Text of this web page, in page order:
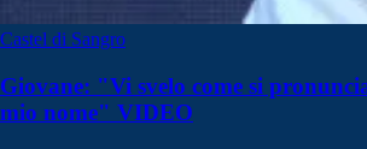
Castel di Sangro
Giovane: "Vi svelo come si
mio nome" VIDEO